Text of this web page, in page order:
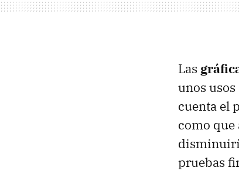
Las
unos
cuenta el
como
pruebas